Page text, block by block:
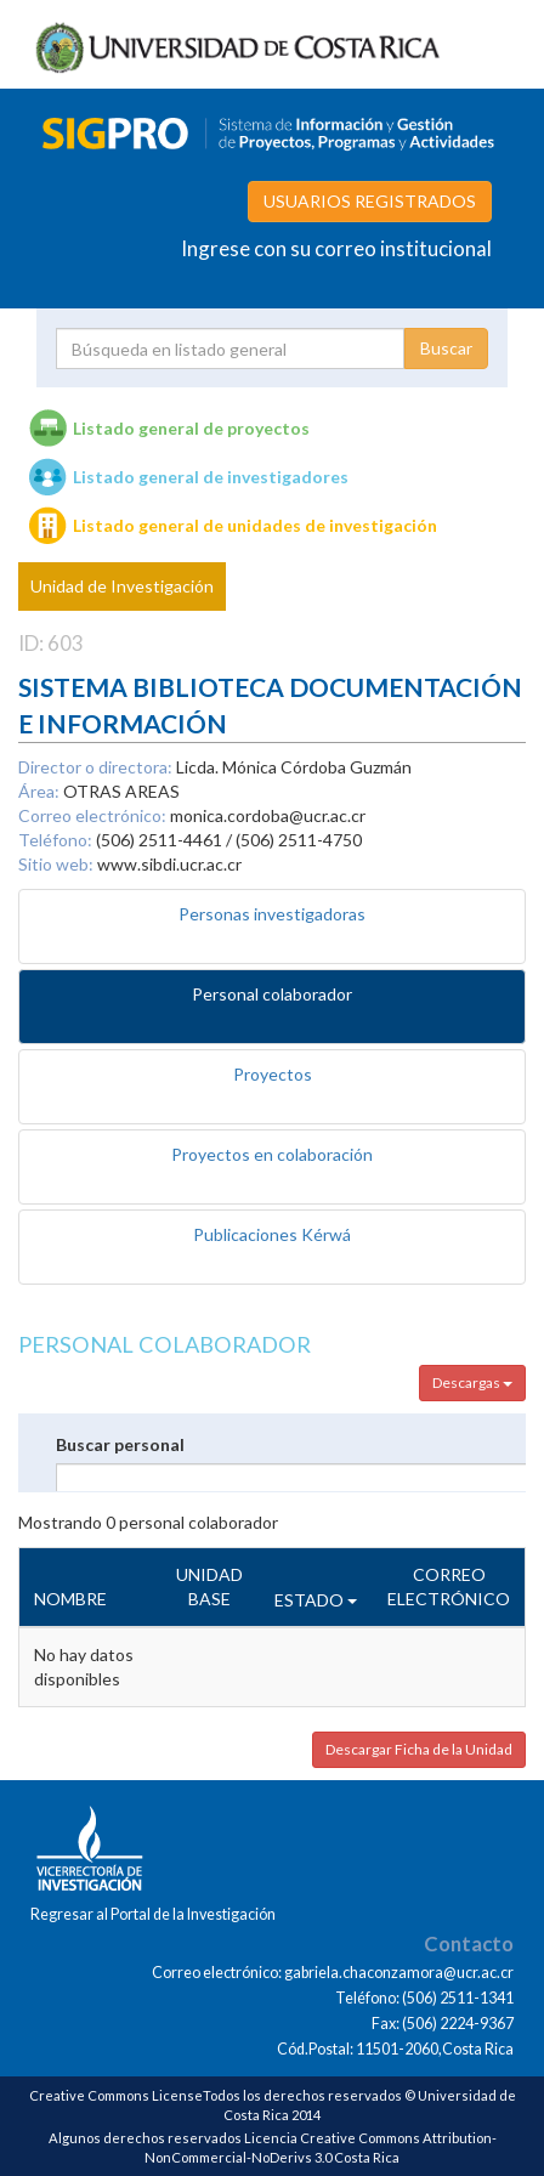
USUARIOS REGISTRADOS
Ingrese con su correo institucional
Unidades de investigación
Listado general de proyectos
Listado general de investigadores
Listado general de unidades de investigación
Unidad de Investigación
ID: 603
SISTEMA BIBLIOTECA DOCUMENTACIÓN
E INFORMACIÓN
Director o directora: Licda. Mónica Córdoba Guzmán
Área: OTRAS AREAS
Correo electrónico: monica.cordoba@ucr.ac.cr
Teléfono: (506) 2511-4461 / (506) 2511-4750
Sitio web: www.sibdi.ucr.ac.cr
Personas investigadoras
Personal colaborador
Proyectos
Proyectos en colaboración
Publicaciones Kérwá
PERSONAL COLABORADOR
Descargas
Buscar personal
Mostrando 0personal colaborador
NOMBRE
UNIDAD
BASE
ESTADO
CORREO
ELECTRÓNICO
No hay datos
disponibles
Descargar Ficha de la Unidad
Regresar al Portal de la Investigación
Contacto
Correo electrónico: gabriela.chaconzamora@ucr.ac.cr
Teléfono: (506) 2511-1341
Fax: (506) 2224-9367
Cód.Postal: 11501-2060,Costa Rica
Creative Commons LicenseTodos los derechos reservados © Universidad de
Costa Rica 2014
Algunos derechos reservados Licencia Creative Commons Attribution-
NonCommercial-NoDerivs 3.0 Costa Rica